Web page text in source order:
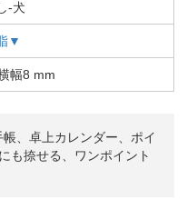
-犬
▼
幅8 mm
、卓上カレンダー、ポイ
も捺せる、ワンポイント